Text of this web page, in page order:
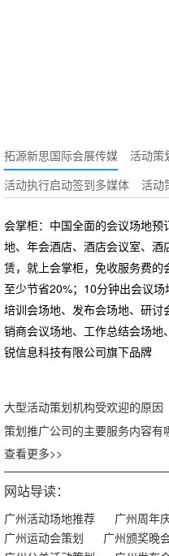
拓源新思国际会展传媒 活动策
活动执行启动签到多媒体
活动
会掌柜：中国全面的会议场地
地、年会酒店、酒店会议室、
赁，就上会掌柜，免收服务费
至少节省20%；10分钟出会议场
培训会场地、发布会场地、研
销商会议场地、工作总结会场
锐信息科技有限公司旗下品牌
大型活动策划机构受欢迎的原因
策划推广公司的主要服务内容有
查看更多>>
网站导读：
广州活动场地推荐 广州周年
广州运动会策划
广州颁奖晚